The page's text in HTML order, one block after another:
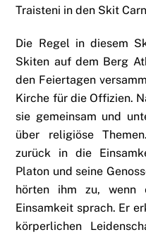
Traisteni in den Skit
Die Regel in diesem
Skiten auf dem Berg
den Feiertagen
Kirche für die Offizien.
sie gemeinsam und
über religiöse
zurück in die
Platon und seine
hörten ihm zu,
Einsamkeit sprach. Er
körperlichen